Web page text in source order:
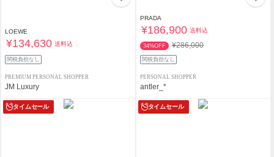
LOEWE
¥134,630 送料込
関税負担なし
PREMIUM PERSONAL SHOPPER
JM Luxury
PRADA
¥186,900 送料込
34%OFF ¥286,000
関税負担なし
PERSONAL SHOPPER
antler_*
タイムセール タイムセール